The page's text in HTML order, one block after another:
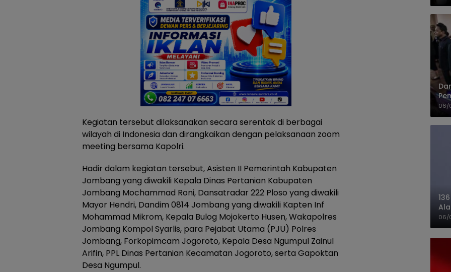
Kegiatan tersebut dilaksanakan secara serentak di berbagai
wilayah di Indonesia dan dirangkaikan dengan pelaksanaan zoom
meeting bersama Kapolri.
Hadir dalam kegiatan tersebut, Asisten II Pemerintah Kabupaten
Jombang yang diwakili Kepala Dinas Pertanian Kabupaten
Jombang Mochammad Roni, Dansatradar 222 Ploso yang diwakili
Mayor Hendri, Dandim 0814 Jombang yang diwakili Kapten Inf
Mohammad Mikrom, Kepala Bulog Mojokerto Husen, Wakapolres
Jombang Kompol Syarlis, para Pejabat Utama (PJU) Polres
Jombang, Forkopimcam Jogoroto, Kepala Desa Ngumpul Zainul
Arifin, PPL Dinas Pertanian Kecamatan Jogoroto, serta Gapoktan
Desa Ngumpul.
06/
06/